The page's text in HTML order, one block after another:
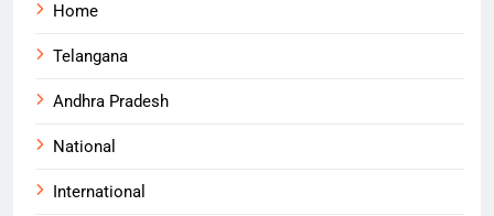
Home
Telangana
Andhra Pradesh
National
International